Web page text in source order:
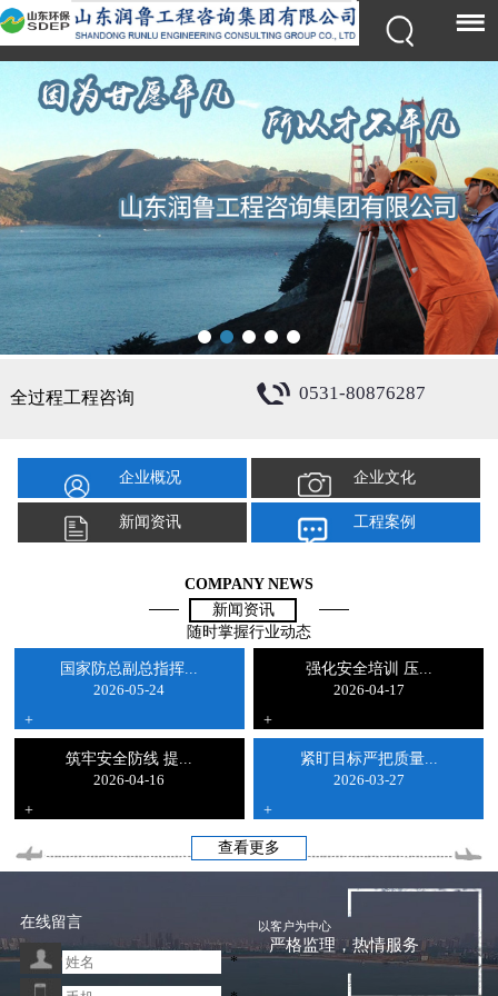
全过程工程咨询 0531-80876287
企业概况 企业文化
新闻资讯 工程案例
COMPANY NEWS
新闻资讯
随时掌握行业动态
国家防总副总指挥...
2026-05-24
+
强化安全培训 压...
2026-04-17
+
筑牢安全防线 提...
2026-04-16
+
紧盯目标严把质量...
2026-03-27
+
查看更多
在线留言
*
以客户为中心
严格监理，热情服务